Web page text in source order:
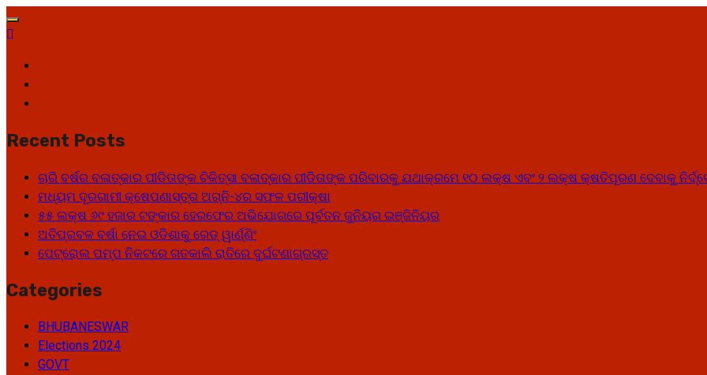
Skip
to
Recent Posts
ଚାରି ବର୍ଷର ବଳାତ୍କାର ପୀଡିତାଙ୍କ ଚିକିତ୍ସା ବଳାତ୍କାର ପୀଡିତାଙ୍କ ପରିବାରକୁ ଯଥାକ୍ରମେ ୧୦ ଲକ୍ଷ ଏବଂ ୨ ଲକ୍ଷ କ୍ଷତିପୂରଣ ଦେବାକୁ
ମଧ୍ୟମ ଦୂରଗାମୀ କ୍ଷେପଣାସ୍ତ୍ର ଅଗ୍ନି-୪ର ସଫଳ ପରୀକ୍ଷା
୫୫ ଲକ୍ଷ ୬୯ ହଜାର ଟଙ୍କାର ହେରଫେର ଅଭିଯୋଗରେ ପୂର୍ବତନ ଜୁନିୟର ଇଞ୍ଜିନିୟର
ଅତିପ୍ରବଳ ବର୍ଷା ନେଇ ଓଡିଶାକୁ ରେଡ୍ ୱାର୍ଣ୍ଣିଂ
ପେଟ୍ରୋଲ ପମ୍ପ ନିକଟରେ ଗତକାଲି ରାତିରେ ଦୁର୍ଘଟଣାଗ୍ରସ୍ତ
Categories
BHUBANESWAR
Elections 2024
GOVT